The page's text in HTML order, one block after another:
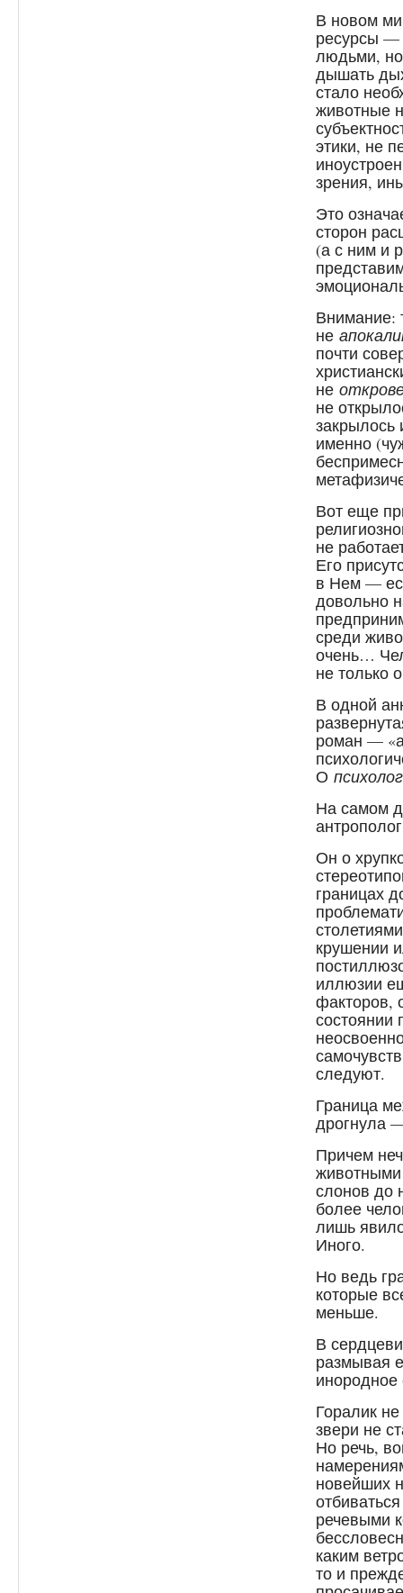
В новом
ресурсы —
людьми,
дышать
стало
животные
этики, не
зрения,
Это
сторон
(а с ним и
Внимание:
не
почти
не
не
закрылось
именно
Вот еще
не
Его
в Нем —
довольно
среди
очень…
не только
В одной
роман —
О
На самом
Он о
границах
крушении
иллюзии
факторов,
состоянии
следуют.
Граница
дрогнула
Причем
животными
слонов до
более
лишь
Иного.
Но ведь
которые
меньше.
В
размывая
инородное
Горалик
звери не
Но речь,
новейших
речевыми
каким
то и